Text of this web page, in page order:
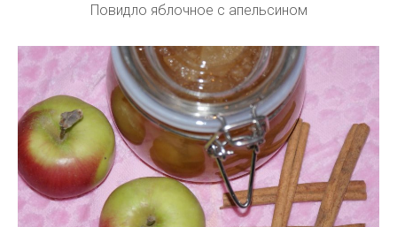
Повидло яблочное с апельсином